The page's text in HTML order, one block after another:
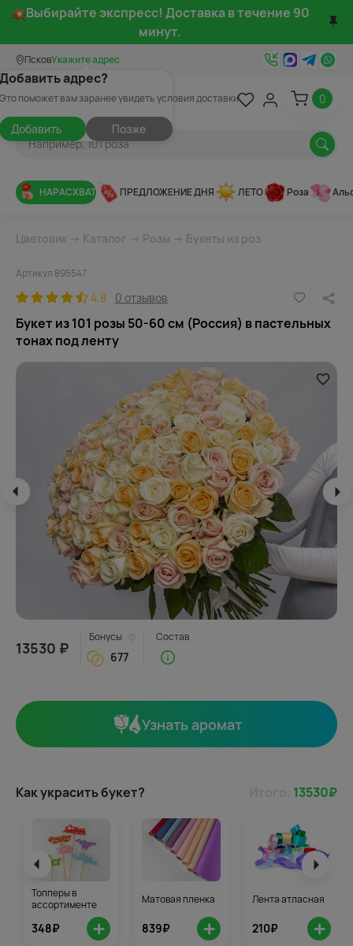
Выбирайте экспресс! Доставка в течение 90
минут.
ПсковУкажите адрес
адрес?
поможет вам заранее увидеть условия доставки
Добавить Позже
0
НАРАСХВАТ ПРЕДЛОЖЕНИЕ ДНЯ ЛЕТО Роза
Цветовик → Каталог → Розы → Букеты из роз
Артикул 895547
4.8 0 отзывов
Букет из 101 розы 50-60 см (Россия) в пастельных
тонах под ленту
13530 ₽
Бонусы
677
Состав
Узнать аромат
Как украсить букет? 13530₽
Топперы в
ассортименте
348₽ +
Матовая пленка
839₽ +
Лента атласная
210₽ +